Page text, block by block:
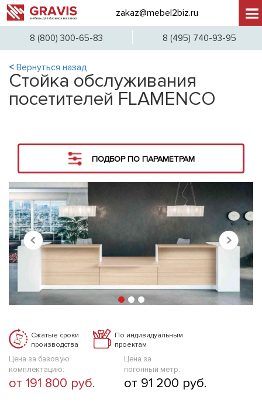
+7
zakaz@mebel2biz.ru
8 (800) 300-65-83 8 (495) 740-93-95
< Вернуться назад
Стойка обслуживания
посетителей FLAMENCO
ПОДБОР ПО ПАРАМЕТРАМ
Сжатые сроки
производства
По индивидуальным
проектам
Цена за базовую
комплектацию:
от 191 800 руб.
Цена за
погонный метр:
от 91 200 руб.